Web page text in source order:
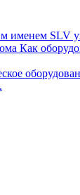
именем SLV
Как